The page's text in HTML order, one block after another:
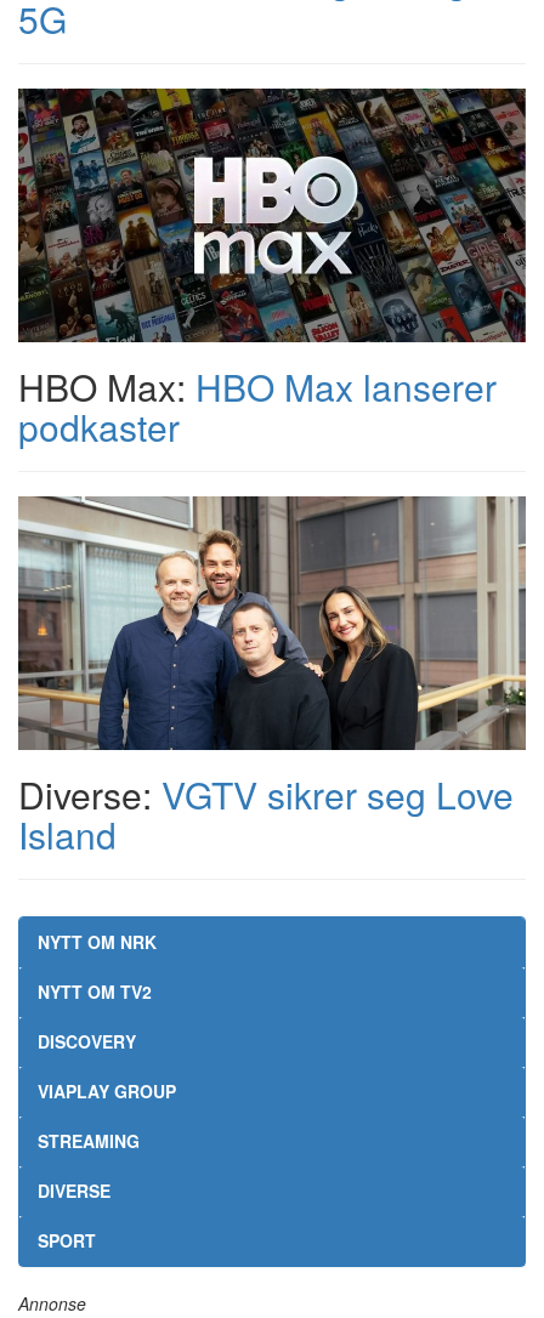
5G
HBO Max: HBO Max lanserer
podkaster
Diverse: VGTV sikrer seg Love
Island
NYTT OM NRK
NYTT OM TV2
DISCOVERY
VIAPLAY GROUP
STREAMING
DIVERSE
SPORT
Annonse